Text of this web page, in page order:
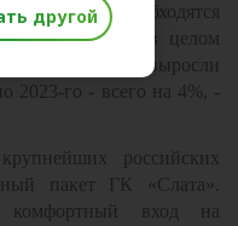
сегодня обходятся
Если в целом
в прошлом году выросли
2023-го - всего на 4%, -
российских
пакет ГК «Слата».
комфортный вход на
другой